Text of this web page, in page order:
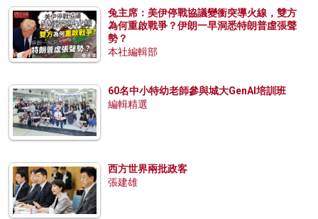
兔主席：美伊停戰協議變衝突導火線，雙方
為何重啟戰爭？伊朗一早洞悉特朗普虛張聲
勢？
本社編輯部
60名中小特幼老師參與城大GenAI培訓班
編輯精選
西方世界兩批政客
張建雄